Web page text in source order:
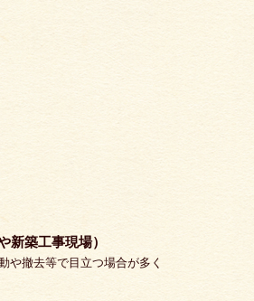
築工事現場）
や撤去等で目立つ場合が多く